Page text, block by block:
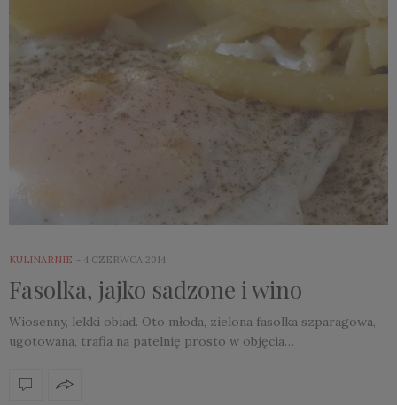
KULINARNIE 4 CZERWCA 2014
Fasolka, jajko sadzone i wino
Wiosenny, lekki obiad. Oto młoda, zielona fasolka szparagowa,
ugotowana, trafia na patelnię prosto w objęcia…